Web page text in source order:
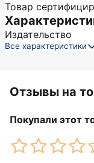
Товар
Издательство
Все характеристики
Отзывы на
Покупали этот